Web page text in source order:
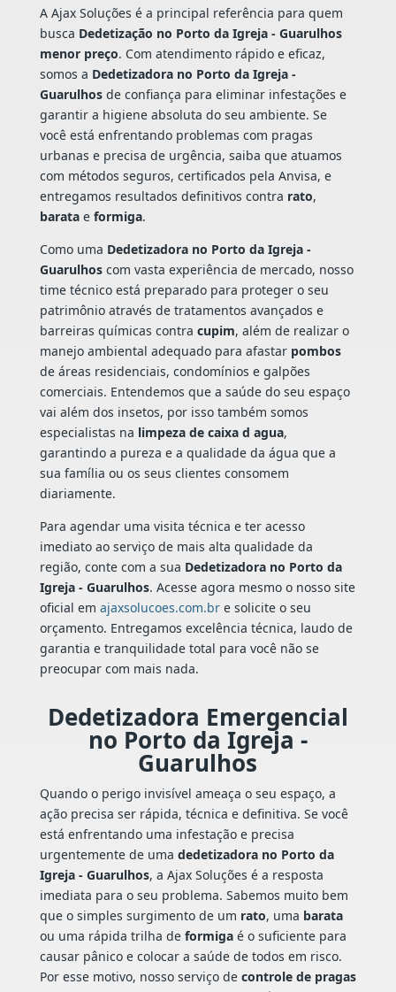
A Ajax Soluções é a principal referência para quem
busca Dedetização no Porto da Igreja - Guarulhos
menor preço. Com atendimento rápido e eficaz,
somos a Dedetizadora no Porto da Igreja -
Guarulhosde confiança para eliminar infestações e
garantir a higiene absoluta do seu ambiente. Se
você está enfrentando problemas com pragas
urbanas e precisa de urgência, saiba que atuamos
com métodos seguros, certificados pela Anvisa, e
entregamos resultados definitivos contra rato,
baratae formiga.
Como uma Dedetizadora no Porto da Igreja -
Guarulhoscom vasta experiência de mercado, nosso
time técnico está preparado para proteger o seu
patrimônio através de tratamentos avançados e
barreiras químicas contra cupim, além de realizar o
manejo ambiental adequado para afastar pombos
de áreas residenciais, condomínios e galpões
comerciais. Entendemos que a saúde do seu espaço
vai além dos insetos, por isso também somos
especialistas na limpeza de caixa d agua,
garantindo a pureza e a qualidade da água que a
sua família ou os seus clientes consomem
diariamente.
Para agendar uma visita técnica e ter acesso
imediato ao serviço de mais alta qualidade da
região, conte com a sua Dedetizadora no Porto da
Igreja - Guarulhos. Acesse agora mesmo o nosso site
oficial em ajaxsolucoes.com.bre solicite o seu
orçamento. Entregamos excelência técnica, laudo de
garantia e tranquilidade total para você não se
preocupar com mais nada.
Dedetizadora Emergencial
no Porto da Igreja -
Guarulhos
Quando o perigo invisível ameaça o seu espaço, a
ação precisa ser rápida, técnica e definitiva. Se você
está enfrentando uma infestação e precisa
urgentemente de uma dedetizadora no Porto da
Igreja - Guarulhos, a Ajax Soluções é a resposta
imediata para o seu problema. Sabemos muito bem
que o simples surgimento de um rato, uma barata
ou uma rápida trilha de formigaé o suficiente para
causar pânico e colocar a saúde de todos em risco.
Por esse motivo, nosso serviço de controle de pragas